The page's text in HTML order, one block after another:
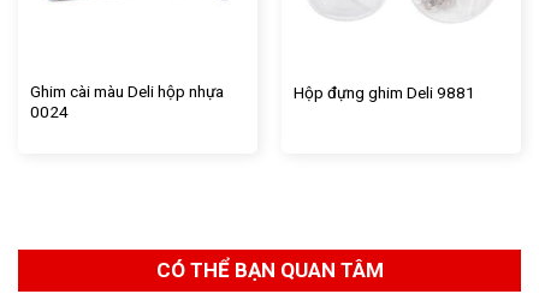
Ghim cài màu Deli hộp nhựa
0024
Hộp đựng ghim Deli 9881
CÓ THỂ BẠN QUAN TÂM